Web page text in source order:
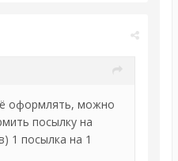
оформлять, можно
посылку на
1 посылка на 1